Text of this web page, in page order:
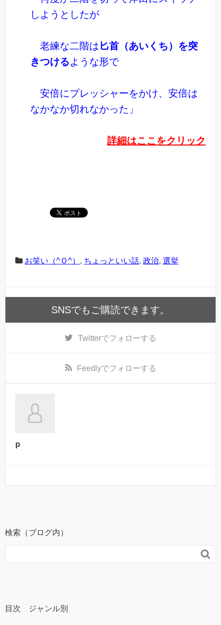
しようとしたが
老練な二階は 匕首（あいくち）を突
きつけるような形で
安倍にプレッシャーをかけ、安倍は
なかなか切れなかった」
詳細はここをクリック
お笑い（^Ｏ^） , ちょっといい話, 政治, 選挙
SNSでもご購読できます。
Twitterでフォローする
Feedlyでフォローする
p
検索（ブログ内）

目次 ジャンル別